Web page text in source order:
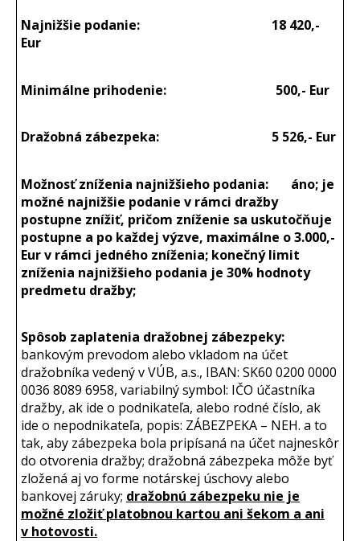
Najnižšie podanie:
18 420,-
Eur
Minimálne prihodenie: 500,- Eur
Dražobná zábezpeka: 5 526,- Eur
Možnosť zníženia najnižšieho podania: áno; je
možné najnižšie podanie v rámci dražby
postupne znížiť, pričom zníženie sa uskutočňuje
postupne a po každej výzve, maximálne o 3.000,-
Eur v rámci jedného zníženia; konečný limit
zníženia najnižšieho podania je 30% hodnoty
predmetu dražby;
Spôsob zaplatenia dražobnej zábezpeky:
bankovým prevodom alebo vkladom na účet
dražobníka vedený v VÚB, a.s., IBAN: SK60 0200 0000
0036 8089 6958, variabilný symbol: IČO účastníka
dražby, ak ide o podnikateľa, alebo rodné číslo, ak
ide o nepodnikateľa, popis: ZÁBEZPEKA – NEH. a to
tak, aby zábezpeka bola pripísaná na účet najneskôr
do otvorenia dražby; dražobná zábezpeka môže byť
zložená aj vo forme notárskej úschovy alebo
bankovej záruky; dražobnú zábezpeku nie je
možné zložiť platobnou kartou ani šekom a ani
v hotovosti.